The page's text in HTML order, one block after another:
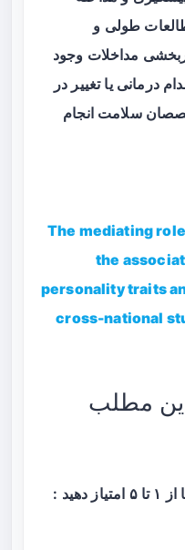
طولی و
مداخلات وجود
درمانی یا تغییر در
سلامت انجام
The mediating
the
personality traits
cross-national
مطلب
: